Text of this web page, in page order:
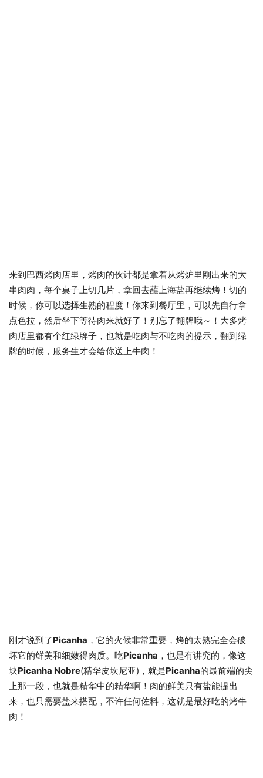
来到巴西烤肉店里，烤肉的伙计都是拿着从烤炉里刚出来的大
串肉肉，每个桌子上切几片，拿回去蘸上海盐再继续烤！切的
时候，你可以选择生熟的程度！你来到餐厅里，可以先自行拿
点色拉，然后坐下等待肉来就好了！别忘了翻牌哦～！大多烤
肉店里都有个红绿牌子，也就是吃肉与不吃肉的提示，翻到绿
牌的时候，服务生才会给你送上牛肉！
刚才说到了Picanha ，它的火候非常重要，烤的太熟完全会破
坏它的鲜美和细嫩得肉质。吃Picanha ，也是有讲究的，像这
块Picanha Nobre(精华皮坎尼亚)，就是Picanha的最前端的尖
上那一段，也就是精华中的精华啊！肉的鲜美只有盐能提出
来，也只需要盐来搭配，不许任何佐料，这就是最好吃的烤牛
肉！